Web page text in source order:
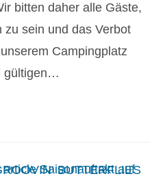
bitten daher alle Gäste,
zu sein und das Verbot
Campingplatz
gültigen…